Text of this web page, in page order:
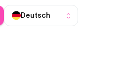
viewsinstagram-views-
Deutsch